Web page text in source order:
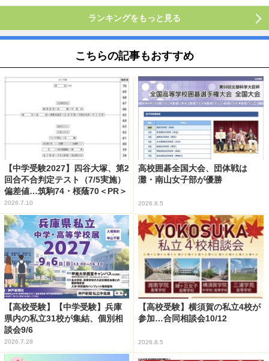
ランキングをもっと見る
こちらの記事もおすすめ
【中学受験2027】四谷大塚、第2
回合不合判定テスト（7/5実施）
偏差値…筑駒74・桜蔭70＜PR＞
2026.7.10
高校囲碁全国大会、団体戦は
灘・南山女子部が優勝
2026.8.5
【高校受験】【中学受験】兵庫
県内の私立31校が集結、個別相
談会9/6
2026.7.28
【高校受験】横須賀の私立4校が
参加…合同相談会10/12
2026.8.5